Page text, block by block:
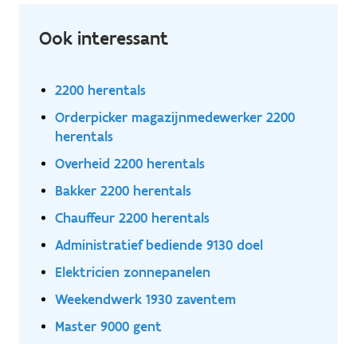
Ook interessant
2200 herentals
Orderpicker magazijnmedewerker 2200
herentals
Overheid 2200 herentals
Bakker 2200 herentals
Chauffeur 2200 herentals
Administratief bediende 9130 doel
Elektricien zonnepanelen
Weekendwerk 1930 zaventem
Master 9000 gent